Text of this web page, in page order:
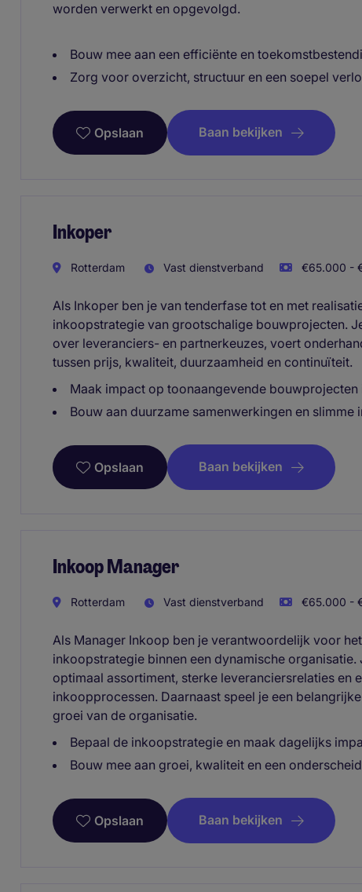
worden verwerkt en opgevolgd.
Bouw mee aan een efficiënte en
Zorg voor overzicht, structuur en een soepel
Opslaan Baan bekijken
Inkoper
Rotterdam Vast dienstverband €65.000 -
Als Inkoper ben je van tenderfase tot en met
inkoopstrategie van grootschalige bouwprojecten.
over leveranciers- en partnerkeuzes, voert
tussen prijs, kwaliteit, duurzaamheid en continuïteit.
Maak impact op toonaangevende bouwprojecten
Bouw aan duurzame samenwerkingen en slimme
Opslaan Baan bekijken
Inkoop Manager
Rotterdam Vast dienstverband €65.000 -
Als Manager Inkoop ben je verantwoordelijk voor
inkoopstrategie binnen een dynamische
optimaal assortiment, sterke leveranciersrelaties en
inkoopprocessen. Daarnaast speel je een
groei van de organisatie.
Bepaal de inkoopstrategie en maak dagelijks
Bouw mee aan groei, kwaliteit en een
Opslaan Baan bekijken